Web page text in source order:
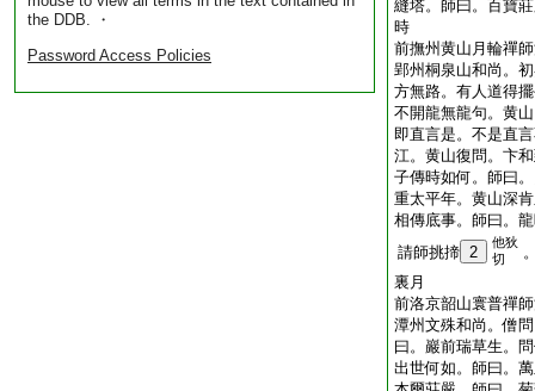
the DDB. ・
Password Access Policies
縫塔。師曰。百寶
時
前撫州黄山月輪禪
郢州桐泉山和尚。
方無路。有人道得
不開龍無龍句。黄
即直言是。不是直
江。黄山復問。卞
子傳時如何。師曰
重太平年。黄山深
相傳底事。師曰。
請師挑揥 2
他狄
切
裏月
前洛京韶山寰普禪
潭州文殊和尚。僧
曰。巖前瑞草生。
出世何如。師曰。